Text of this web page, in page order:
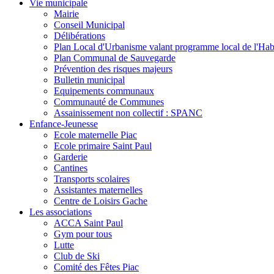
Vie municipale
Mairie
Conseil Municipal
Délibérations
Plan Local d'Urbanisme valant programme local de
Plan Communal de Sauvegarde
Prévention des risques majeurs
Bulletin municipal
Equipements communaux
Communauté de Communes
Assainissement non collectif : SPANC
Enfance-Jeunesse
Ecole maternelle Piac
Ecole primaire Saint Paul
Garderie
Cantines
Transports scolaires
Assistantes maternelles
Centre de Loisirs Gache
Les associations
ACCA Saint Paul
Gym pour tous
Lutte
Club de Ski
Comité des Fêtes Piac